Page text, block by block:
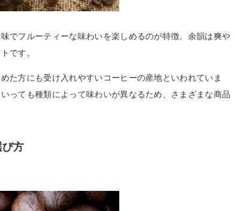
でフルーティーな味わいを楽しめるのが特徴。余韻は爽や
です。
た方にも受け入れやすいコーヒーの産地といわれていま
っても種類によって味わいが異なるため、さまざまな商品
方